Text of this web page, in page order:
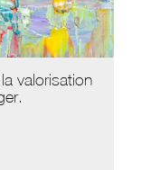
valorisation